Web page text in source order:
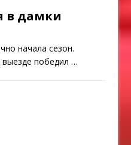
в дамки
начала сезон.
выезде победил…